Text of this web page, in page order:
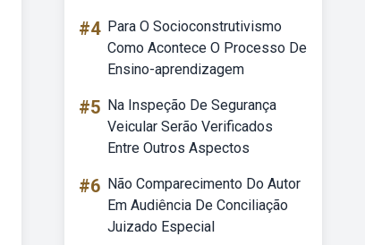
#4 Para O Socioconstrutivismo
Como Acontece O Processo De
Ensino-aprendizagem
#5 Na Inspeção De Segurança
Veicular Serão Verificados
Entre Outros Aspectos
#6 Não Comparecimento Do Autor
Em Audiência De Conciliação
Juizado Especial